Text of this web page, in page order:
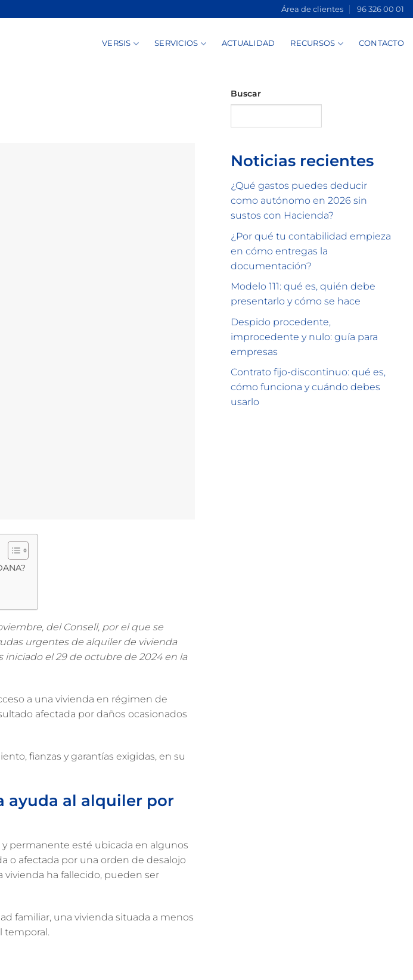
Área de clientes 96 326 00 01
VERSIS SERVICIOS ACTUALIDAD RECURSOS CONTACTO
del Consell, por el que se
urgentes de alquiler de vivienda
el 29 de octubre de 2024 en la
a una vivienda en régimen de
afectada por daños ocasionados
fianzas y garantías exigidas, en su
ayuda al alquiler por
y permanente esté ubicada en algunos
o afectada por una orden de desalojo
vivienda ha fallecido, pueden ser
familiar, una vivienda situada a menos
temporal.
Buscar
Noticias recientes
¿Qué gastos puedes deducir
como autónomo en 2026 sin
sustos con Hacienda?
¿Por qué tu contabilidad empieza
en cómo entregas la
documentación?
Modelo 111: qué es, quién debe
presentarlo y cómo se hace
Despido procedente,
improcedente y nulo: guía para
empresas
Contrato fijo-discontinuo: qué es,
cómo funciona y cuándo debes
usarlo